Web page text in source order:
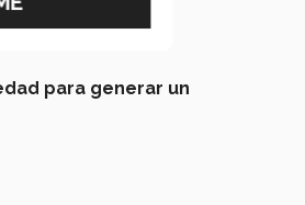
para generar un